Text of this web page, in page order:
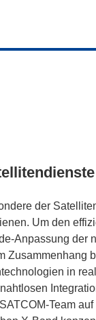
der
Um den
Anpassung der
Zusammenhang
in
Team